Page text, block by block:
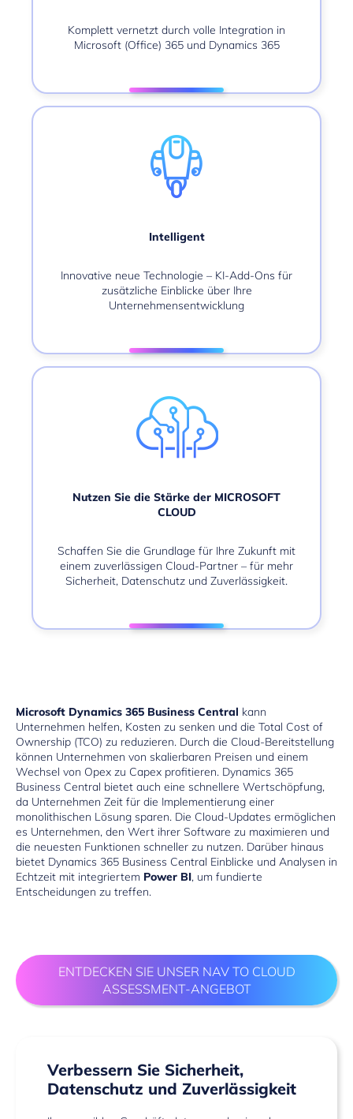
Komplett vernetzt durch volle Integration in
Microsoft (Office) 365 und Dynamics 365
Intelligent
Innovative neue Technologie – KI-Add-Ons für
zusätzliche Einblicke über Ihre
Unternehmensentwicklung
Nutzen Sie die Stärke der MICROSOFT
CLOUD
Schaffen Sie die Grundlage für Ihre Zukunft mit
einem zuverlässigen Cloud-Partner – für mehr
Sicherheit, Datenschutz und Zuverlässigkeit.
Microsoft Dynamics 365 Business Central kann
Unternehmen helfen, Kosten zu senken und die Total Cost of
Ownership (TCO) zu reduzieren. Durch die Cloud-Bereitstellung
können Unternehmen von skalierbaren Preisen und einem
Wechsel von Opex zu Capex profitieren. Dynamics 365
Business Central bietet auch eine schnellere Wertschöpfung,
da Unternehmen Zeit für die Implementierung einer
monolithischen Lösung sparen. Die Cloud-Updates ermöglichen
es Unternehmen, den Wert ihrer Software zu maximieren und
die neuesten Funktionen schneller zu nutzen. Darüber hinaus
bietet Dynamics 365 Business Central Einblicke und Analysen in
Echtzeit mit integriertem Power BI, um fundierte
Entscheidungen zu treffen.
ENTDECKEN SIE UNSER NAV TO CLOUD
ASSESSMENT-ANGEBOT
Verbessern Sie Sicherheit,
Datenschutz und Zuverlässigkeit